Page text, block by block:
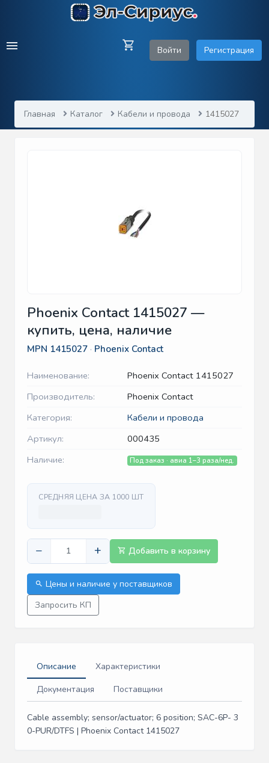
Войти Регистрация
Главная Каталог Кабели и провода 1415027
Phoenix Contact 1415027 —
купить, цена, наличие
MPN 1415027 · Phoenix Contact
Наименование:
Phoenix Contact 1415027
Производитель:
Phoenix Contact
Категория:
Кабели и провода
Артикул:
000435
Наличие:
Под заказ · авиа 1–3 раза/нед.
СРЕДНЯЯ ЦЕНА ЗА 1000 ШТ
− + Добавить в корзину
Цены и наличие у поставщиков
Запросить КП
Описание
Характеристики
Документация
Поставщики
Cable assembly; sensor/actuator; 6 position; SAC-6P- 3
0-PUR/DTFS | Phoenix Contact 1415027